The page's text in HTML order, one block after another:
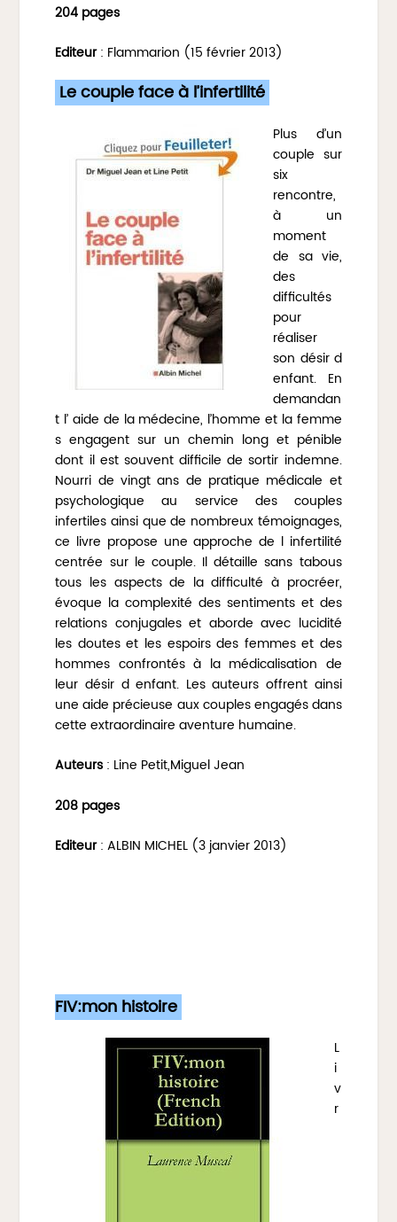
204 pages
Editeur: Flammarion (15 février 2013)
Le couple face à l’infertilité
Plus d’un
couple sur
six
rencontre,
à un
moment
de sa vie,
des
difficultés
pour
réaliser
son désir d
enfant. En
demandan
t l’ aide de la médecine, l’homme et la femme
s engagent sur un chemin long et pénible
dont il est souvent difficile de sortir indemne.
Nourri de vingt ans de pratique médicale et
psychologique au service des couples
infertiles ainsi que de nombreux témoignages,
ce livre propose une approche de l infertilité
centrée sur le couple. Il détaille sans tabous
tous les aspects de la difficulté à procréer,
évoque la complexité des sentiments et des
relations conjugales et aborde avec lucidité
les doutes et les espoirs des femmes et des
hommes confrontés à la médicalisation de
leur désir d enfant. Les auteurs offrent ainsi
une aide précieuse aux couples engagés dans
cette extraordinaire aventure humaine.
Auteurs : Line Petit,Miguel Jean
208 pages
Editeur: ALBIN MICHEL (3 janvier 2013)
FIV:mon histoire
L
i
v
r